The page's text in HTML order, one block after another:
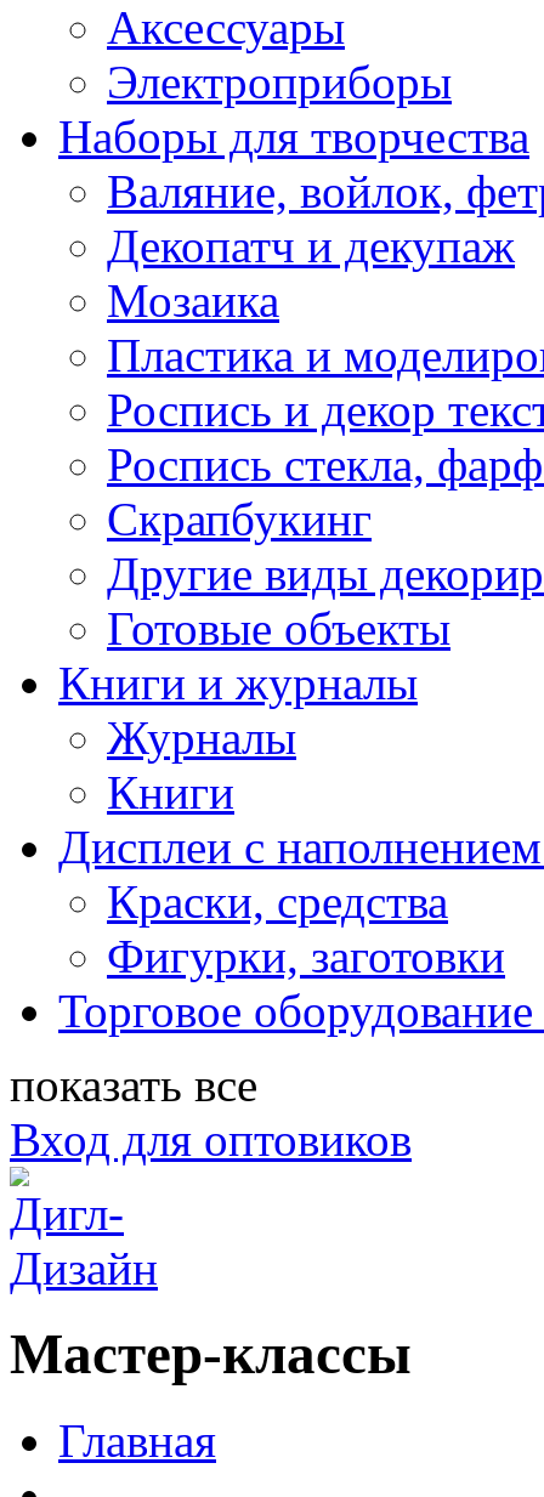
Аксессуары
Электроприборы
Наборы для творчества
Валяние, войлок,
Декопатч и декупаж
Мозаика
Пластика и
Роспись и декор
Роспись стекла,
Скрапбукинг
Другие виды
Готовые объекты
Книги и журналы
Журналы
Книги
Дисплеи с
Краски, средства
Фигурки, заготовки
Торговое
показать все
Вход для оптовиков
Мастер-классы
Главная